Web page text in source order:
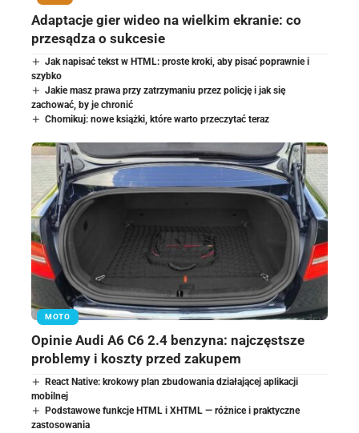
Adaptacje gier wideo na wielkim ekranie: co
przesądza o sukcesie
Jak napisać tekst w HTML: proste kroki, aby pisać poprawnie i
szybko
Jakie masz prawa przy zatrzymaniu przez policję i jak się
zachować, by je chronić
Chomikuj: nowe książki, które warto przeczytać teraz
MOTO
Opinie Audi A6 C6 2.4 benzyna: najczęstsze
problemy i koszty przed zakupem
React Native: krokowy plan zbudowania działającej aplikacji
mobilnej
Podstawowe funkcje HTML i XHTML — różnice i praktyczne
zastosowania